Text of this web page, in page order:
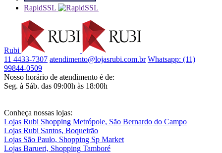
RapidSSL
Rubi
11 4433-7307 atendimento@lojasrubi.com.br Whatsapp: (11)
99844-0509
Nosso horário de atendimento é de:
Seg. à Sáb. das 09:00h às 18:00h
Conheça nossas lojas:
Lojas Rubi Shopping Metrópole, São Bernardo do Campo
Lojas Rubi Santos, Boqueirão
Lojas São Paulo, Shopping Sp Market
Lojas Barueri, Shopping Tamboré